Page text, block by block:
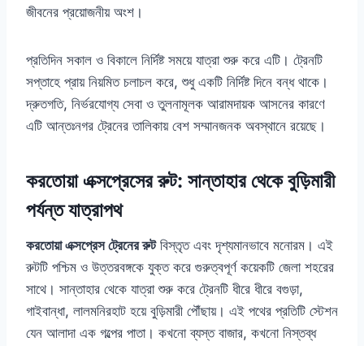
জীবনের প্রয়োজনীয় অংশ।
প্রতিদিন সকাল ও বিকালে নির্দিষ্ট সময়ে যাত্রা শুরু করে এটি। ট্রেনটি
সপ্তাহে প্রায় নিয়মিত চলাচল করে, শুধু একটি নির্দিষ্ট দিনে বন্ধ থাকে।
দ্রুতগতি, নির্ভরযোগ্য সেবা ও তুলনামূলক আরামদায়ক আসনের কারণে
এটি আন্তঃনগর ট্রেনের তালিকায় বেশ সম্মানজনক অবস্থানে রয়েছে।
করতোয়া এক্সপ্রেসের রুট: সান্তাহার থেকে বুড়িমারী
পর্যন্ত যাত্রাপথ
করতোয়া এক্সপ্রেস ট্রেনের রুটবিস্তৃত এবং দৃশ্যমানভাবে মনোরম। এই
রুটটি পশ্চিম ও উত্তরবঙ্গকে যুক্ত করে গুরুত্বপূর্ণ কয়েকটি জেলা শহরের
সাথে। সান্তাহার থেকে যাত্রা শুরু করে ট্রেনটি ধীরে ধীরে বগুড়া,
গাইবান্ধা, লালমনিরহাট হয়ে বুড়িমারী পৌঁছায়। এই পথের প্রতিটি স্টেশন
যেন আলাদা এক গল্পের পাতা। কখনো ব্যস্ত বাজার, কখনো নিস্তব্ধ